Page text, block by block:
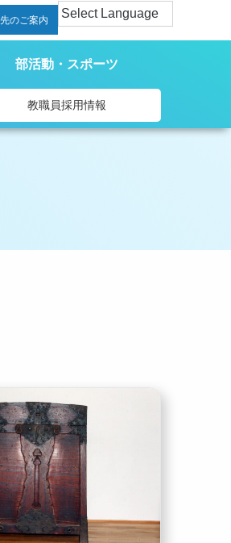
のご案内
部活動・スポーツ
教職員採用情報